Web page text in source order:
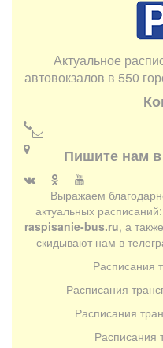
Актуальное
автовокзалов в 550
Пишите нам
Выражаем
актуальных расписаний:
raspisanie-bus.ru, а
скидывают нам в
Расписания
Расписания
Расписания
Расписания